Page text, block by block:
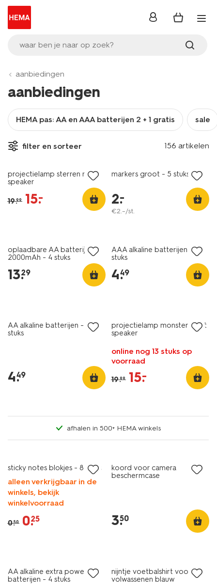
waar ben je naar op zoek?
inloggen
aanbiedingen
aanbiedingen
HEMA pas: AA en AAA batterijen 2 + 1 gratis sale
filter en sorteer 156 artikelen
sale
projectielamp sterren met
speaker
19.99 15.
–
markers groot - 5 stuks
2.
–
€2.–/st.
oplaadbare AA batterijen
2000mAh - 4 stuks
13.
29
AAA alkaline batterijen - 10
stuks
4.
49
AA alkaline batterijen - 10
stuks
4.
49
projectielamp monsters met
speaker
online nog 13 stuks op
voorraad
19.99 15.
–
afhalen in 500+ HEMA winkels
sticky notes blokjes - 8 stuks
alleen verkrijgbaar in de
winkels, bekijk
winkelvoorraad
0.50 0.
25
koord voor camera
beschermcase
3.
50
AA alkaline extra power
batterijen - 4 stuks
nijntje voetbalshirt voor
volwassenen blauw